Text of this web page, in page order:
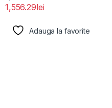
1,556.29lei
Adauga la favorite